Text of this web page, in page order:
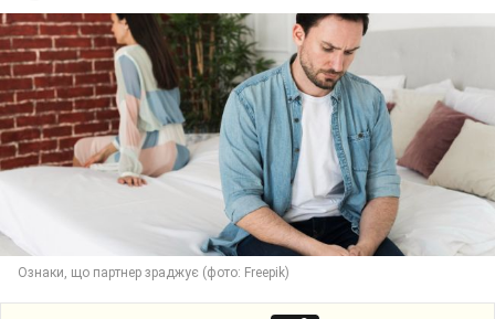
Ознаки, що партнер зраджує (фото: Freepik)